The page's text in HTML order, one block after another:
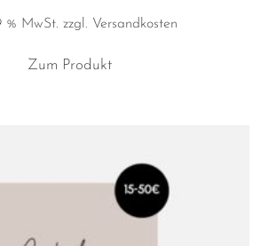
% MwSt. zzgl. Versandkosten
Zum Produkt